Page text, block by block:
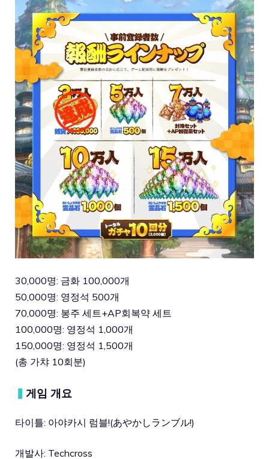
30,000명: 금화 100,000개
50,000명: 영정석 500개
70,000명: 봉주 세트+AP회복약 세트
100,000명: 영정석 1,000개
150,000명: 영정석 1,500개
(총 가챠 10회분)
▍ 게임 개요
타이틀: 아야카시 럼블!(あやかしランブル!)
개발사: Techcross